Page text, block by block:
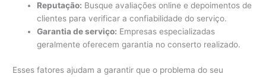
Reputação: Busque avaliações online e depoimentos de
clientes para verificar a confiabilidade do serviço.
Garantia de serviço: Empresas especializadas
geralmente oferecem garantia no conserto realizado.
Esses fatores ajudam a garantir que o problema do seu